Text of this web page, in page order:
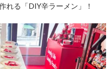
れる「DIY辛ラーメン」！